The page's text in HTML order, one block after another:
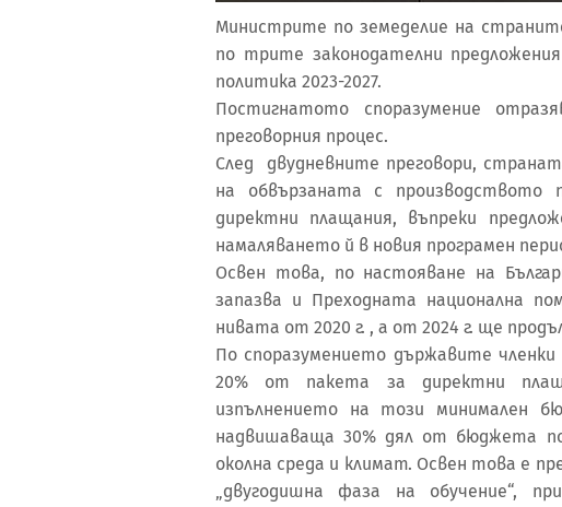
Министрите по земеделие на
по трите законодателни
политика 2023-2027.
Постигнатото споразумение
преговорния процес.
След двудневните преговори,
на обвързаната с
директни плащания, въпреки
намаляването й в новия програмен
Освен това, по настояване на
запазва и Преходната национална
нивата от 2020 г. , а от 2024 г. ще
По споразумението държавите
20% от пакета за директни
изпълнението на този минимален
надвишаваща 30% дял от бюджета
околна среда и климат. Освен това е
„двугодишна фаза на обучение“,